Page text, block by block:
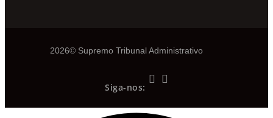
2026© Supremo Tribunal Administrativo
Siga-nos: